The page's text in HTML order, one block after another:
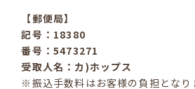
【郵便局】
記号：18380
番号：5473271
受取人名：カ)ホップス
※振込手数料はお客様の負担となり